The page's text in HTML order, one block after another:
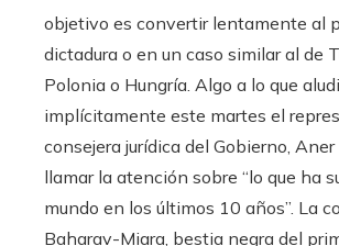
objetivo es convertir lentamente al
dictadura o en un caso similar al de
Polonia o Hungría. Algo a lo que
implícitamente este martes el
consejera jurídica del Gobierno,
llamar la atención sobre “lo que ha
mundo en los últimos 10 años”. La
Baharav-Miara, bestia negra del